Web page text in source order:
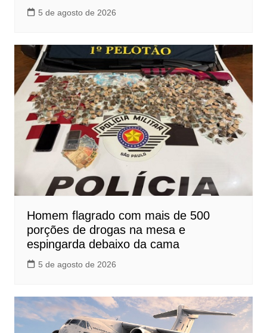
5 de agosto de 2026
Homem flagrado com mais de 500
porções de drogas na mesa e
espingarda debaixo da cama
5 de agosto de 2026